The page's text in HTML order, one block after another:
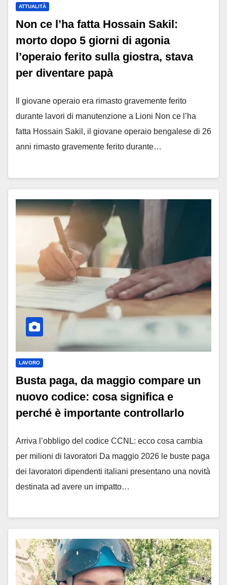
ATTUALITÀ
Non ce l’ha fatta Hossain Sakil:
morto dopo 5 giorni di agonia
l’operaio ferito sulla giostra, stava
per diventare papà
Il giovane operaio era rimasto gravemente ferito
durante lavori di manutenzione a Lioni Non ce l’ha
fatta Hossain Sakil, il giovane operaio bengalese di 26
anni rimasto gravemente ferito durante…
LAVORO
Busta paga, da maggio compare un
nuovo codice: cosa significa e
perché è importante controllarlo
Arriva l’obbligo del codice CCNL: ecco cosa cambia
per milioni di lavoratori Da maggio 2026 le buste paga
dei lavoratori dipendenti italiani presentano una novità
destinata ad avere un impatto…